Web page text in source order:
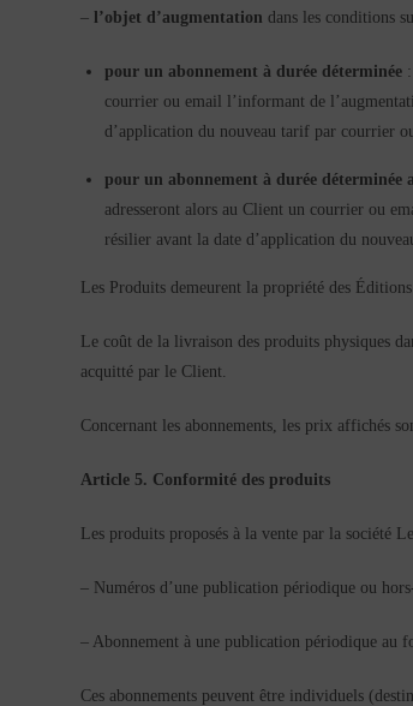
– l’objet d’augmentationdans les conditions
pour un abonnement à durée déterminée
courrier ou email l’informant de
d’application du nouveau tarif par courrier
pour un abonnement à durée déterminée
adresseront alors au Client un courrier ou
résilier avant la date d’application du
Les Produits demeurent la propriété des
Le coût de la livraison des produits physiques
acquitté par le Client.
Concernant les abonnements, les prix affichés
Article 5. Conformité des produits
Les produits proposés à la vente par la société
– Numéros d’une publication périodique ou
– Abonnement à une publication périodique au
Ces abonnements peuvent être individuels